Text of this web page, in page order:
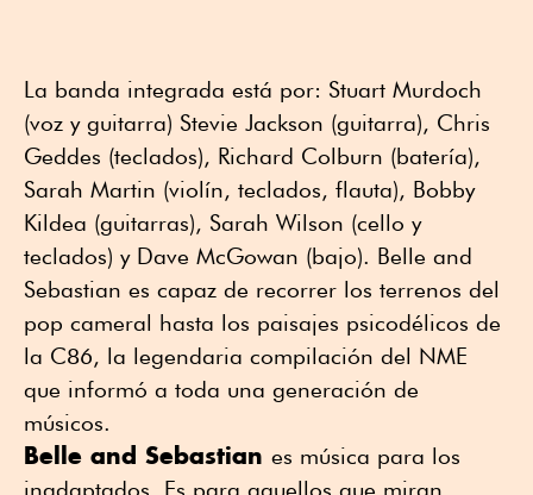
La banda integrada está por: Stuart Murdoch
(voz y guitarra) Stevie Jackson (guitarra), Chris
Geddes (teclados), Richard Colburn (batería),
Sarah Martin (violín, teclados, flauta), Bobby
Kildea (guitarras), Sarah Wilson (cello y
teclados) y Dave McGowan (bajo). Belle and
Sebastian es capaz de recorrer los terrenos del
pop cameral hasta los paisajes psicodélicos de
la C86, la legendaria compilación del NME
que informó a toda una generación de
músicos.
Belle and Sebastian es música para los
inadaptados. Es para aquellos que miran